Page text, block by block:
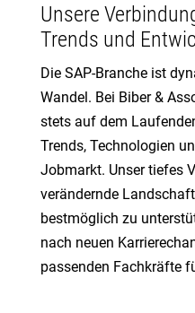
Unsere
Trends und
Die SAP-Branche ist
Wandel. Bei Biber &
stets auf dem
Trends, Technologien
Jobmarkt. Unser tiefes
verändernde
bestmöglich zu
nach neuen
passenden Fachkräfte